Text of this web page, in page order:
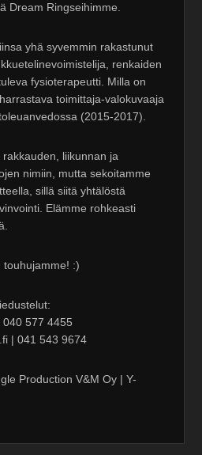
Dream Ringseihimme.
yhä syvemmin rakastunut
renkaiden
fysioterapeutti. Milla on
toimittaja-valokuvaaja
(2015-2017).
liikunnan ja
nimiin, mutta sekoitamme
sillä siitä yhtälöstä
Elämme rohkeasti
touhujamme! :)
577 4455
| 041 543 9674
Production V&M Oy | Y-